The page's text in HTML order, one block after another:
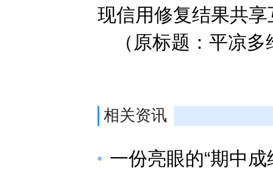
现信用修复结果共享
（原标题：平凉
相关资讯
一份亮眼的“期中成